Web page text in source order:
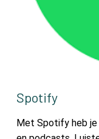
Spotify
Met Spotify heb